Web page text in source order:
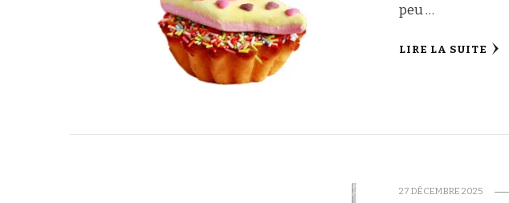
peu …
LIRE LA SUITE
27 DÉCEMBRE 2025